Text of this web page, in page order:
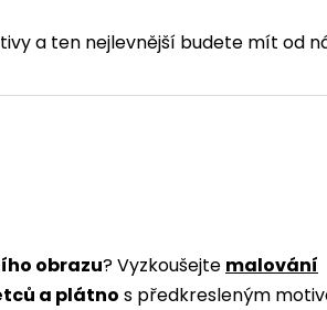
a ten nejlevnější budete mít od
obrazu? Vyzkoušejte malování
a plátno s předkresleným